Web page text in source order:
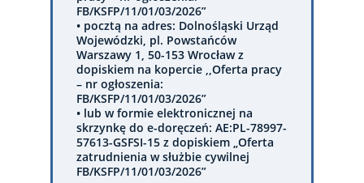
FB/KSFP/11/01/03/2026”
• pocztą na adres: Dolnośląski Urząd
Wojewódzki, pl. Powstańców
Warszawy 1, 50-153 Wrocław z
dopiskiem na kopercie ,,Oferta pracy
– nr ogłoszenia:
FB/KSFP/11/01/03/2026”
• lub w formie elektronicznej na
skrzynkę do e-doręczeń: AE:PL-78997-
57613-GSFSI-15 z dopiskiem „Oferta
zatrudnienia w służbie cywilnej
FB/KSFP/11/01/03/2026”